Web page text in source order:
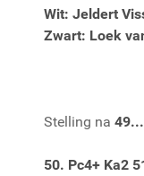
Wit: Jeldert
Zwart: Loek
Stelling na
50. Pc4+ Ka2